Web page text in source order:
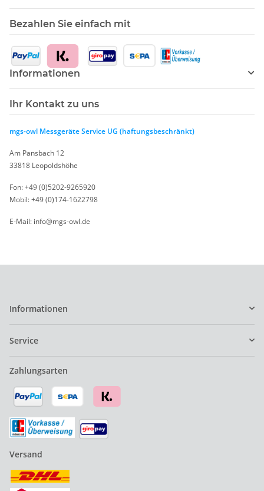
Bezahlen Sie einfach mit
Informationen
Ihr Kontakt zu uns
mgs-owl Messgeräte Service UG (haftungsbeschränkt)
Am Pansbach 12
33818 Leopoldshöhe
Fon: +49 (0)5202-9265920
Mobil: +49 (0)174-1622798
E-Mail: info@mgs-owl.de
Informationen
Service
Zahlungsarten
Versand